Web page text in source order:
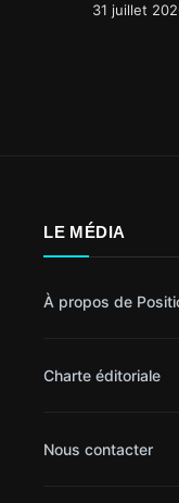
31 juillet
LE MÉDIA
À propos de
Charte éditoriale
Nous contacter